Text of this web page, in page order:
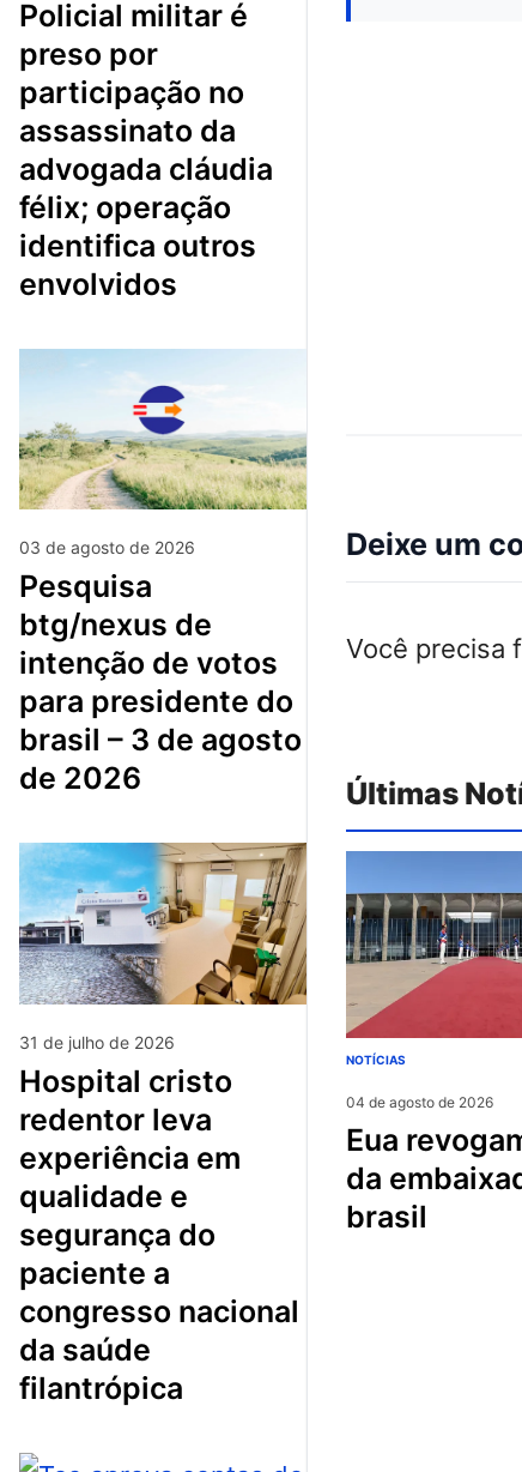
policial militar é
preso por
participação no
assassinato da
advogada cláudia
félix; operação
identifica outros
envolvidos
03 de agosto de 2026
pesquisa
btg/nexus de
intenção de votos
para presidente do
brasil – 3 de agosto
de 2026
31 de julho de 2026
hospital cristo
redentor leva
experiência em
qualidade e
segurança do
paciente a
congresso nacional
da saúde
filantrópica
Deixe um
Você precisa
Últimas
NOTÍCIAS
04 de agosto de 2026
eua revogam visto
da
brasil